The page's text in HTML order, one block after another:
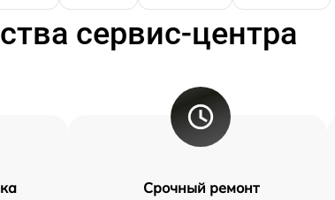
сервис-центра
Срочный ремонт